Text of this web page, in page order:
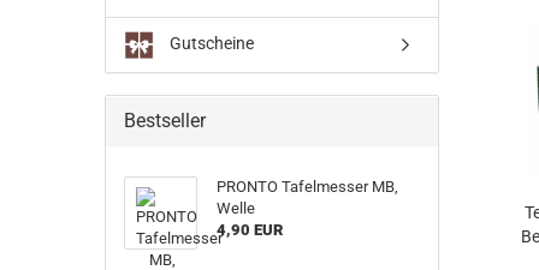
Gutscheine
Bestseller
PRONTO Tafelmesser MB,
Welle
4,90 EUR